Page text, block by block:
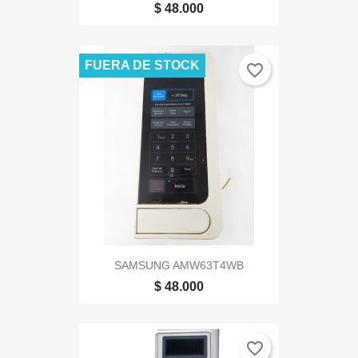
$ 48.000
SAMSUNG AMW63T4WB
$ 48.000
FUERA DE STOCK favorite_border
favorite_border